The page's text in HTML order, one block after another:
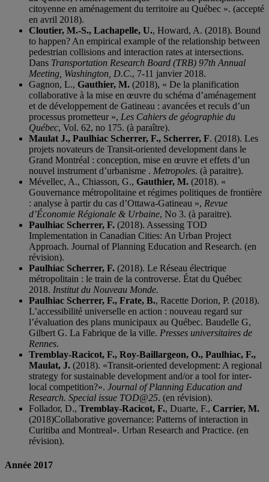
citoyenne en aménagement du territoire au Québec ». (accepté
en avril 2018).
Cloutier, M.-S., Lachapelle, U., Howard, A. (2018). Bound
to happen? An empirical example of the relationship between
pedestrian collisions and interaction rates at intersections.
Dans Transportation Research Board (TRB) 97th Annual
Meeting, Washington, D.C., 7-11 janvier 2018.
Gagnon, L., Gauthier, M. (2018), « De la planification
collaborative à la mise en œuvre du schéma d’aménagement
et de développement de Gatineau : avancées et reculs d’un
processus prometteur », Les Cahiers de géographie du
Québec, Vol. 62, no 175. (à paraître).
Maulat J., Paulhiac Scherrer, F., Scherrer, F. (2018). Les
projets novateurs de Transit-oriented development dans le
Grand Montréal : conception, mise en œuvre et effets d’un
nouvel instrument d’urbanisme . Metropoles. (à paraitre).
Mévellec, A., Chiasson, G., Gauthier, M. (2018). «
Gouvernance métropolitaine et régimes politiques de frontière
: analyse à partir du cas d’Ottawa-Gatineau », Revue
d’Économie Régionale & Urbaine, No 3. (à paraitre).
Paulhiac Scherrer, F. (2018). Assessing TOD
Implementation in Canadian Cities: An Urban Project
Approach. Journal of Planning Education and Research. (en
révision).
Paulhiac Scherrer, F. (2018). Le Réseau électrique
métropolitain : le train de la controverse. État du Québec
2018. Institut du Nouveau Monde.
Paulhiac Scherrer, F., Frate, B., Racette Dorion, P. (2018).
L’accessibilité universelle en action : nouveau regard sur
l’évaluation des plans municipaux au Québec. Baudelle G,
Gilbert G. La Fabrique de la ville. Presses universitaires de
Rennes.
Tremblay-Racicot, F., Roy-Baillargeon, O., Paulhiac, F.,
Maulat, J. (2018). «Transit-oriented development: A regional
strategy for sustainable development and/or a tool for inter-
local competition?». Journal of Planning Education and
Research. Special issue TOD@25. (en révision).
Follador, D., Tremblay-Racicot, F., Duarte, F., Carrier, M.
(2018)Collaborative governance: Patterns of interaction in
Curitiba and Montreal». Urban Research and Practice. (en
révision).
Année 2017